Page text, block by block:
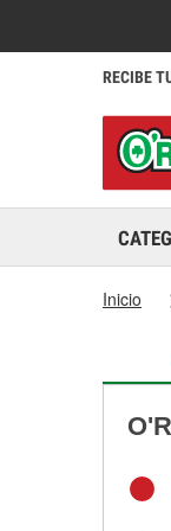
RECIBE
Inicio